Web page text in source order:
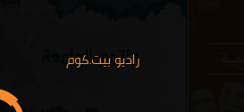
راديو بيت.كوم